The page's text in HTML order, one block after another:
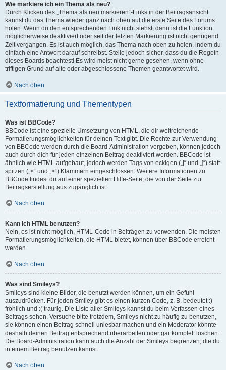
Wie markiere ich ein Thema als neu?
Durch Klicken des „Thema als neu markieren“-Links in der Beitragsansicht
kannst du das Thema wieder ganz nach oben auf die erste Seite des Forums
holen. Wenn du den entsprechenden Link nicht siehst, dann ist die Funktion
möglicherweise deaktiviert oder seit der letzten Markierung ist nicht genügend
Zeit vergangen. Es ist auch möglich, das Thema nach oben zu holen, indem du
einfach eine Antwort darauf schreibst. Stelle jedoch sicher, dass du die Regeln
dieses Boards beachtest! Es wird meist nicht gerne gesehen, wenn ohne
triftigen Grund auf alte oder abgeschlossene Themen geantwortet wird.
Nach oben
Textformatierung und Thementypen
Was ist BBCode?
BBCode ist eine spezielle Umsetzung von HTML, die dir weitreichende
Formatierungsmöglichkeiten für deinen Text gibt. Die Rechte zur Verwendung
von BBCode werden durch die Board-Administration vergeben, können jedoch
auch durch dich für jeden einzelnen Beitrag deaktiviert werden. BBCode ist
ähnlich wie HTML aufgebaut, jedoch werden Tags von eckigen („[“ und „]“) statt
spitzen („<“ und „>“) Klammern eingeschlossen. Weitere Informationen zu
BBCode findest du auf einer speziellen Hilfe-Seite, die von der Seite zur
Beitragserstellung aus zugänglich ist.
Nach oben
Kann ich HTML benutzen?
Nein, es ist nicht möglich, HTML-Code in Beiträgen zu verwenden. Die meisten
Formatierungsmöglichkeiten, die HTML bietet, können über BBCode erreicht
werden.
Nach oben
Was sind Smileys?
Smileys sind kleine Bilder, die benutzt werden können, um ein Gefühl
auszudrücken. Für jeden Smiley gibt es einen kurzen Code, z. B. bedeutet :)
fröhlich und :( traurig. Die Liste aller Smileys kannst du beim Verfassen eines
Beitrags sehen. Versuche bitte trotzdem, Smileys nicht zu häufig zu benutzen,
sie können einen Beitrag schnell unlesbar machen und ein Moderator könnte
deshalb deinen Beitrag entsprechend überarbeiten oder gar komplett löschen.
Die Board-Administration kann auch die Anzahl der Smileys begrenzen, die du
in einem Beitrag benutzen kannst.
Nach oben